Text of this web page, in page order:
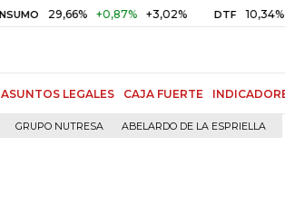
29,66% +0,87% +3,02% DTF 10,34% +0,10%
ASUNTOS LEGALES CAJA FUERTE
GRUPO NUTRESA ABELARDO DE LA ESPRIELLA